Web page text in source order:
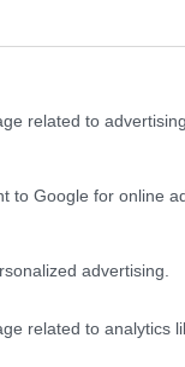
related to
to Google for online
advertising.
related to analytics
van aankopen
van het
verbeterde zo de